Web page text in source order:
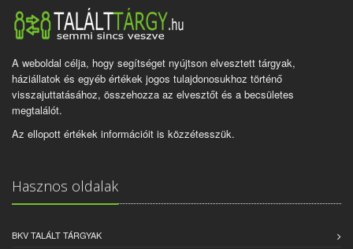
A weboldal célja, hogy segítséget nyújtson elvesztett tárgyak,
háziállatok és egyéb értékek jogos tulajdonosukhoz történő
visszajuttatásához, összehozza az elvesztőt és a becsületes
megtalálót.
Az ellopott értékek információit is közzétesszük.
Hasznos oldalak
BKV TALÁLT TÁRGYAK